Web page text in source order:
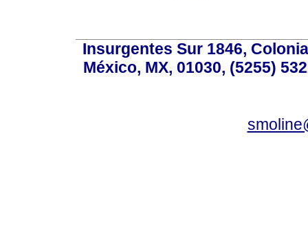
Insurgentes Sur 1846,
México, MX, 01030, (5255)